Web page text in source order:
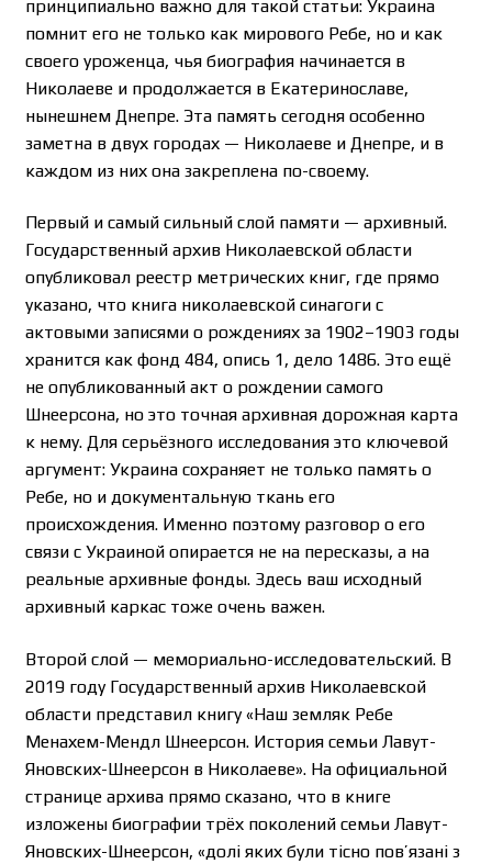
принципиально важно для такой статьи: Украина
помнит его не только как мирового Ребе, но и как
своего уроженца, чья биография начинается в
Николаеве и продолжается в Екатеринославе,
нынешнем Днепре. Эта память сегодня особенно
заметна в двух городах — Николаеве и Днепре, и в
каждом из них она закреплена по-своему.
Первый и самый сильный слой памяти — архивный.
Государственный архив Николаевской области
опубликовал реестр метрических книг, где прямо
указано, что книга николаевской синагоги с
актовыми записями о рождениях за 1902–1903 годы
хранится как фонд 484, опись 1, дело 1486. Это ещё
не опубликованный акт о рождении самого
Шнеерсона, но это точная архивная дорожная карта
к нему. Для серьёзного исследования это ключевой
аргумент: Украина сохраняет не только память о
Ребе, но и документальную ткань его
происхождения. Именно поэтому разговор о его
связи с Украиной опирается не на пересказы, а на
реальные архивные фонды. Здесь ваш исходный
архивный каркас тоже очень важен.
Второй слой — мемориально-исследовательский. В
2019 году Государственный архив Николаевской
области представил книгу «Наш земляк Ребе
Менахем-Мендл Шнеерсон. История семьи Лавут-
Яновских-Шнеерсон в Николаеве». На официальной
странице архива прямо сказано, что в книге
изложены биографии трёх поколений семьи Лавут-
Яновских-Шнеерсон, «долі яких були тісно пов’язані з